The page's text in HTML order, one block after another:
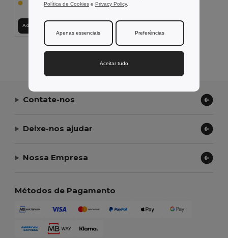
Adicionar ao Carrinho
Exibindo Todos Os Produtos.
Contate-nos
Deixe-nos ajudar
Nossa Empresa
Métodos de Pagamento
Política de Cookies e Privacy Policy.
Apenas essenciais Preferências
Aceitar tudo